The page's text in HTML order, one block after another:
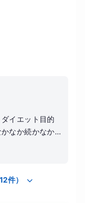
イエット目的
なか続かなか
思ったのがき
した。食事に
件）